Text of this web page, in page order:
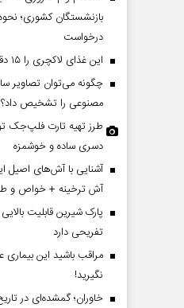
بازنشستگان کشوری؛
درخواست
این غذای لاکچری را ۱۵ دقیقه‌ای آماده کنید
چگونه می‌توان تصاویر
مصنوعی را تشخیص داد؟
طرز تهیه تارت فلپ‌جک
دسری ساده و خوشمزه
آشنایی با آش‌های اصیل
آش ترخینه + خواص و
پارک شیرین قابلیت‌
تفریحی دارد
مراقب باشید این
نگیرید!
خاوران؛ گمشده‌ای در
چرایی عقب‌نشینی ترامپ؟
جوانی - تحلیلگر مسائل سیاسی